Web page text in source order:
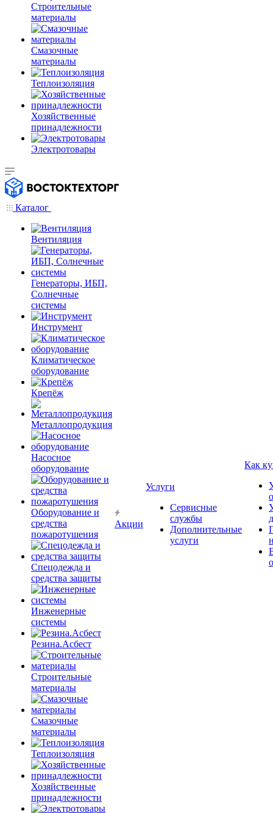
Строительные
материалы
Смазочные
материалы
Теплоизоляция
Хозяйственные
принадлежности
Электротовары
Каталог
Вентиляция
Генераторы, ИБП,
Солнечные
системы
Инструмент
Климатическое
оборудование
Крепёж
Металлопродукция
Насосное
оборудование
Оборудование и
средства
пожаротушения
Спецодежда и
средства защиты
Инженерные
системы
Резина.Асбест
Строительные
материалы
Смазочные
материалы
Теплоизоляция
Хозяйственные
принадлежности
Акции
Услуги
Сервисные
службы
Дополнительные
услуги
Как